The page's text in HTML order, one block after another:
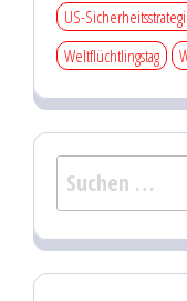
US-
Weltflüchtlingstag
Suchen
nach: